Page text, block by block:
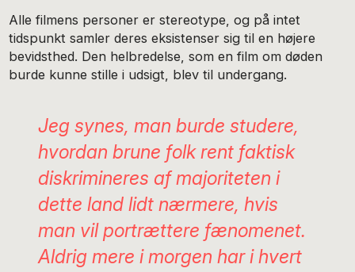
Alle filmens personer er stereotype, og på intet
tidspunkt samler deres eksistenser sig til en højere
bevidsthed. Den helbredelse, som en film om døden
burde kunne stille i udsigt, blev til undergang.
Jeg synes, man burde studere,
hvordan brune folk rent faktisk
diskrimineres af majoriteten i
dette land lidt nærmere, hvis
man vil portrættere fænomenet.
Aldrig mere i morgen har i hvert